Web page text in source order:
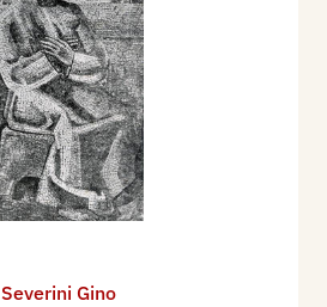
Severini Gino